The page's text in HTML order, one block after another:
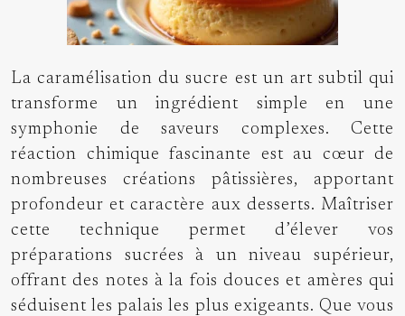
La caramélisation du sucre est un art subtil qui
transforme un ingrédient simple en une
symphonie de saveurs complexes. Cette
réaction chimique fascinante est au cœur de
nombreuses créations pâtissières, apportant
profondeur et caractère aux desserts. Maîtriser
cette technique permet d’élever vos
préparations sucrées à un niveau supérieur,
offrant des notes à la fois douces et amères qui
séduisent les palais les plus exigeants. Que vous